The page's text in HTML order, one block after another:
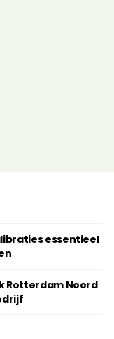
essentieel
Rotterdam Noord